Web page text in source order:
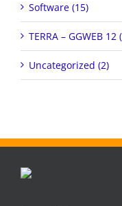
Software (15)
TERRA – GGWEB 12
Uncategorized (2)